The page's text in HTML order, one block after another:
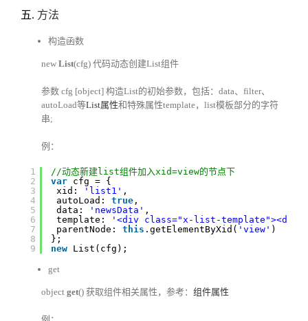
五. 方法
构造函数
new List(cfg) 代码动态创建List组件
参数 cfg [object] 构造List的初始参数，包括：data、filter、
autoLoad等List属性和特殊属性template，list模板部分的字符
串;
例：
1
2
3
4
5
6
7
8
9
//动态新建list组件加入xid=view的节点下
var cfg = {
xid:
'list1' ,
autoLoad: true ,
data:
'newsData' ,
template:
'<div class="x-list-
parentNode: this .getElementByXid( 'view' )
};
new List(cfg);
get
object get() 获取组件相关属性，参考： 组件属性